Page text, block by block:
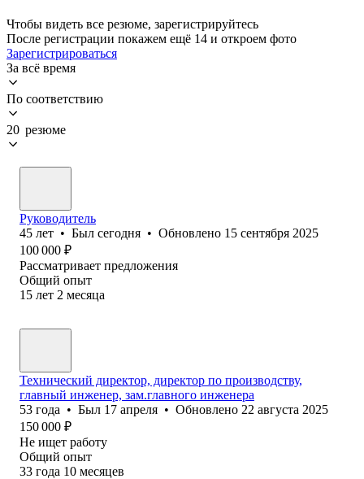
Чтобы видеть все резюме, зарегистрируйтесь
После регистрации покажем ещё 14 и откроем фото
Зарегистрироваться
За всё время
По соответствию
20 резюме
Руководитель
45 лет • Был сегодня • Обновлено 15 сентября 2025
100 000 ₽
Рассматривает предложения
Общий опыт
15 лет 2 месяца
Технический директор, директор по производству,
главный инженер, зам.главного инженера
53 года • Был 17 апреля • Обновлено 22 августа 2025
150 000 ₽
Не ищет работу
Общий опыт
33 года 10 месяцев